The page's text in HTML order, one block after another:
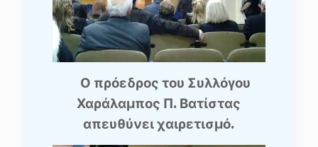
Ο πρόεδρος του Συλλόγου
Χαράλαμπος Π. Βατίστας
απευθύνει χαιρετισμό.